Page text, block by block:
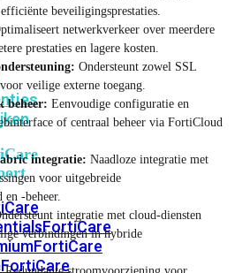
FortiCare
FortiCare
FortiCare
beveiligingsprestaties.
netwerkverkeer over meerdere
prestaties en lagere kosten.
Ondersteunt zowel SSL
veilige externe toegang.
beheer: Eenvoudige configuratie en
of centraal beheer via FortiCloud
integratie: Naadloze integratie met
voor uitgebreide
-beheer.
integratie met cloud-diensten
verbindingen in hybride